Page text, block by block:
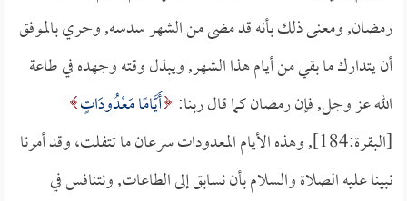
رمضان, ومعنى ذلك بأنه قد مضى من الشهر سدسه, وحري بالموفق
أن يتدارك ما بقي من أيام هذا الشهر, ويبذل وقته وجهده في طاعة
الله عز وجل, فإن رمضان كما قال ربنا: أَيَّامًا مَعْدُودَاتٍ
[البقرة:184], وهذه الأيام المعدودات سرعان ما تتفلت، وقد أمرنا
نبينا عليه الصلاة والسلام بأن نسابق إلى الطاعات, ونتنافس في